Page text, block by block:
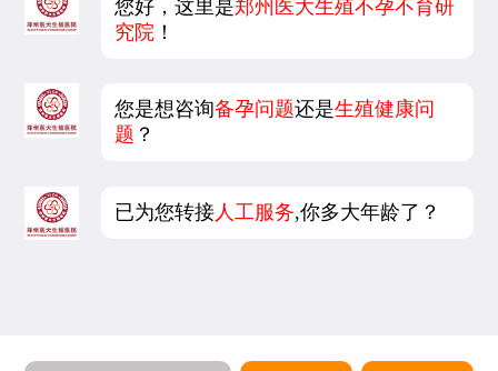
您好，这里是郑州医大生殖不孕不育研
究院 ！
您是想咨询备孕问题还是生殖健康问
题 ？
已为您转接 人工服务,你多大年龄了？